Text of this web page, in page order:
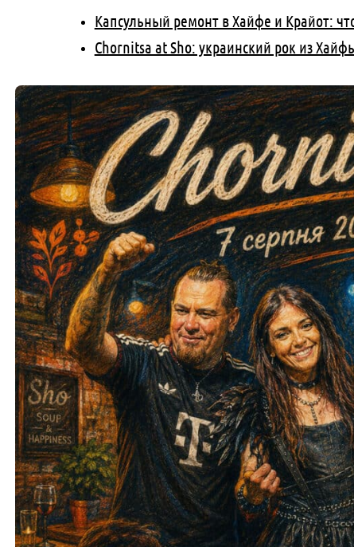
Капсульный ремонт в Хайфе и Крайот:
Chornitsa at Sho: украинский рок из